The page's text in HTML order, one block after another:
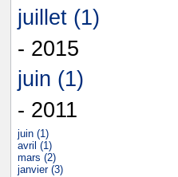
juillet (1)
- 2015
juin (1)
- 2011
juin (1)
avril (1)
mars (2)
janvier (3)